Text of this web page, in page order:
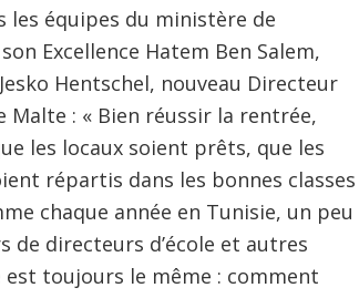
équipes du ministère de
Excellence Hatem Ben Salem,
Hentschel, nouveau Directeur
Malte : « Bien réussir la rentrée,
les locaux soient prêts, que les
répartis dans les bonnes classes
chaque année en Tunisie, un peu
de directeurs d’école et autres
est toujours le même : comment